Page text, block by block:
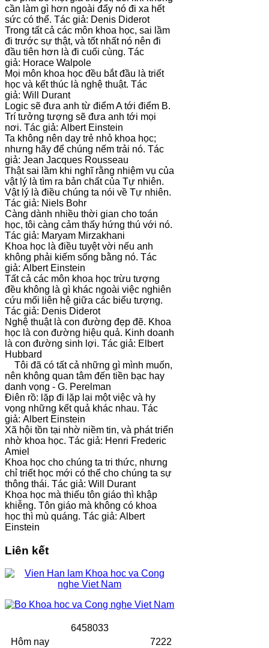
cần làm gì hơn ngoài đẩy nó đi xa hết
sức có thể. Tác giả: Denis Diderot
Trong tất cả các môn khoa học, sai lầm
đi trước sự thật, và tốt nhất nó nên đi
đầu tiên hơn là đi cuối cùng. Tác
giả: Horace Walpole
Mọi môn khoa học đều bắt đầu là triết
học và kết thúc là nghệ thuật. Tác
giả: Will Durant
Logic sẽ đưa anh từ điểm A tới điểm B.
Trí tưởng tượng sẽ đưa anh tới mọi
nơi. Tác giả: Albert Einstein
Ta không nên dạy trẻ nhỏ khoa học;
nhưng hãy để chúng nếm trải nó. Tác
giả: Jean Jacques Rousseau
Thật sai lầm khi nghĩ rằng nhiệm vụ của
vật lý là tìm ra bản chất của Tự nhiên.
Vật lý là điều chúng ta nói về Tự nhiên.
Tác giả: Niels Bohr
Càng dành nhiều thời gian cho toán
học, tôi càng cảm thấy hứng thú với nó.
Tác giả: Maryam Mirzakhani
Khoa học là điều tuyệt vời nếu anh
không phải kiếm sống bằng nó. Tác
giả: Albert Einstein
Tất cả các môn khoa học trừu tượng
đều không là gì khác ngoài việc nghiên
cứu mối liên hệ giữa các biểu tượng.
Tác giả: Denis Diderot
Nghệ thuật là con đường đẹp đẽ. Khoa
học là con đường hiệu quả. Kinh doanh
là con đường sinh lợi. Tác giả: Elbert
Hubbard
Tôi đã có tất cả những gì mình muốn,
nên không quan tâm đến tiền bạc hay
danh vọng - G. Perelman
Điên rồ: lặp đi lặp lại một việc và hy
vọng những kết quả khác nhau. Tác
giả: Albert Einstein
Xã hội tồn tại nhờ niềm tin, và phát triển
nhờ khoa học. Tác giả: Henri Frederic
Amiel
Khoa học cho chúng ta tri thức, nhưng
chỉ triết học mới có thể cho chúng ta sự
thông thái. Tác giả: Will Durant
Khoa học mà thiếu tôn giáo thì khập
khiễng. Tôn giáo mà không có khoa
học thì mù quáng. Tác giả: Albert
Einstein
Liên kết
6458033
Hôm nay
7222